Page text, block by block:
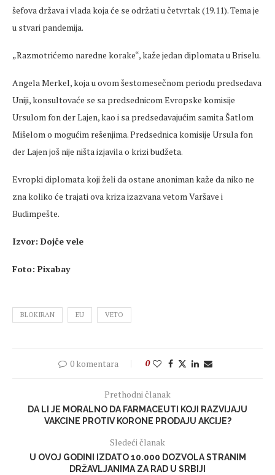
šefova država i vlada koja će se održati u četvrtak (19.11). Tema je
u stvari pandemija.
„Razmotrićemo naredne korake“, kaže jedan diplomata u Briselu.
Angela Merkel, koja u ovom šestomesečnom periodu predsedava
Uniji, konsultovaće se sa predsednicom Evropske komisije
Ursulom fon der Lajen, kao i sa predsedavajućim samita Šatlom
Mišelom o mogućim rešenjima. Predsednica komisije Ursula fon
der Lajen još nije ništa izjavila o krizi budžeta.
Evropki diplomata koji želi da ostane anoniman kaže da niko ne
zna koliko će trajati ova kriza izazvana vetom Varšave i
Budimpešte.
Izvor: Dojče vele
Foto: Pixabay
BLOKIRAN EU VETO
0 komentara 0
Prethodni članak
DA LI JE MORALNO DA FARMACEUTI KOJI RAZVIJAJU
VAKCINE PROTIV KORONE PRODAJU AKCIJE?
Sledeći članak
U OVOJ GODINI IZDATO 10.000 DOZVOLA STRANIM
DRŽAVLJANIMA ZA RAD U SRBIJI